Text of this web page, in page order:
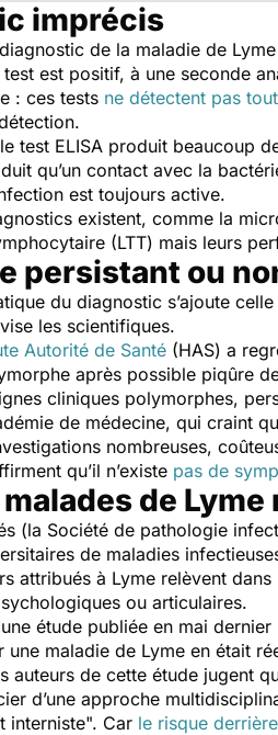
imprécis
de la maladie de
test est positif, à une seconde
: ces tests ne détectent pas
test ELISA produit beaucoup
qu’un contact avec la
est toujours active.
existent, comme la
(LTT) mais leurs
persistant ou
du diagnostic s’ajoute
les scientifiques.
Autorité de Santé (HAS) a
après possible piqûre
cliniques polymorphes,
de médecine, qui craint
nombreuses,
qu’il n’existe pas de
de
(la Société de pathologie
de maladies
attribués à Lyme relèvent dans
ou articulaires.
étude publiée en mai dernier
une maladie de Lyme en était
auteurs de cette étude jugent
d’une approche
interniste". Car le risque